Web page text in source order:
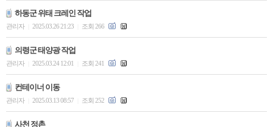
하동군 위태 크레인 작업
관리자 2025.03.26 21:23 조회 266
의령군 태양광 작업
관리자 2025.03.24 12:01 조회 241
컨테이너 이동
관리자 2025.03.13 08:57 조회 252
사천 정촌